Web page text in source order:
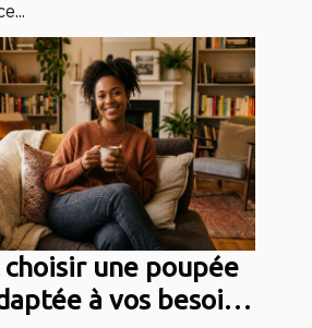
une poupée
à vos besoins